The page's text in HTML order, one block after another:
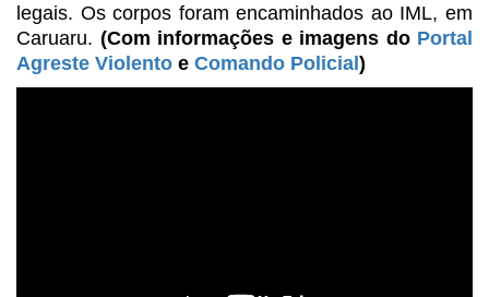
legais. Os corpos foram encaminhados ao IML, em
Caruaru. (Com informações eimagens do Portal
Agreste Violento e Comando Policial)